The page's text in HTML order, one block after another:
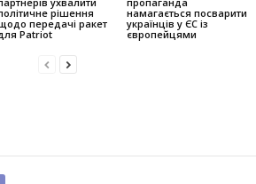
рішення
передачі ракет
Patriot
намагається посварити
українців у ЄС із
європейцями